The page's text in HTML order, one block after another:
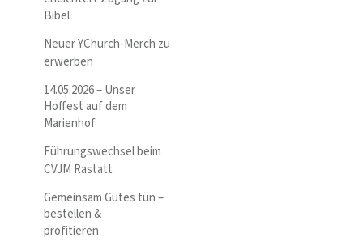
Bibel
Neuer YChurch-Merch zu
erwerben
14.05.2026 – Unser
Hoffest auf dem
Marienhof
Führungswechsel beim
CVJM Rastatt
Gemeinsam Gutes tun –
bestellen &
profitieren